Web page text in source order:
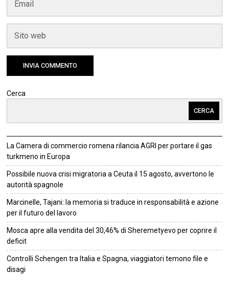
Cerca
CERCA
La Camera di commercio romena rilancia AGRI per portare il gas
turkmeno in Europa
Possibile nuova crisi migratoria a Ceuta il 15 agosto, avvertono le
autorità spagnole
Marcinelle, Tajani: la memoria si traduce in responsabilità e azione
per il futuro del lavoro
Mosca apre alla vendita del 30,46% di Sheremetyevo per coprire il
deficit
Controlli Schengen tra Italia e Spagna, viaggiatori temono file e
disagi